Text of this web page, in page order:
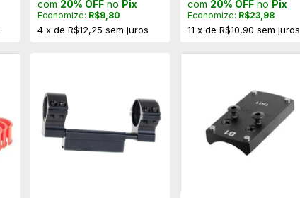
com 20% OFF no Pix
Economize: R$9,80
4 xdeR$12,25 sem juros
com 20% OFFno Pix
Economize: R$23,98
11 x de R$10,90 sem juros